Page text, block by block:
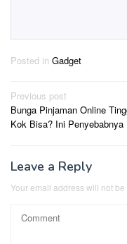
Posted in Gadget
Post
navigation
Previous post
Bunga Pinjaman Online
Kok Bisa? Ini Penyebabnya
Leave a Reply
Your email address will not be